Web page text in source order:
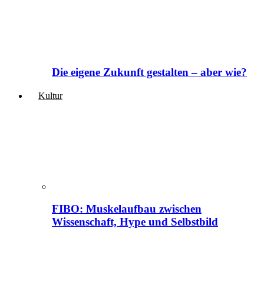
Die eigene Zukunft gestalten – aber wie?
Kultur
FIBO: Muskelaufbau zwischen
Wissenschaft, Hype und Selbstbild